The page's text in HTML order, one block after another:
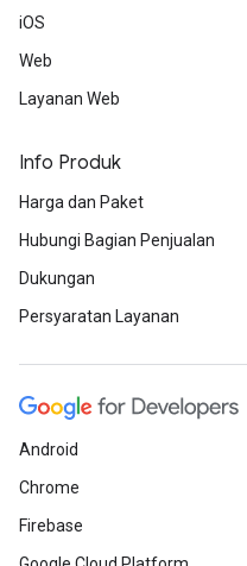
iOS
Web
Layanan Web
Info Produk
Harga dan Paket
Hubungi Bagian Penjualan
Dukungan
Persyaratan Layanan
Android
Chrome
Firebase